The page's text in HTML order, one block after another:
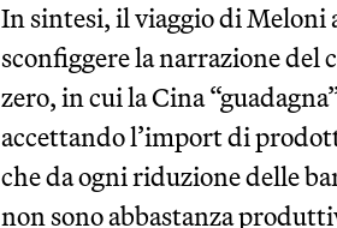
In sintesi, il viaggio di Meloni
sconfiggere la narrazione del
zero, in cui la Cina
accettando l’import di
che da ogni riduzione delle
non sono abbastanza